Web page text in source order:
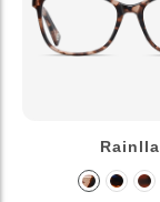
Rainlla